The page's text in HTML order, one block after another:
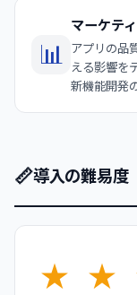
📊
マーケテ
アプリの品
える影響を
新機能開発
📏導入の難易度
★ ★